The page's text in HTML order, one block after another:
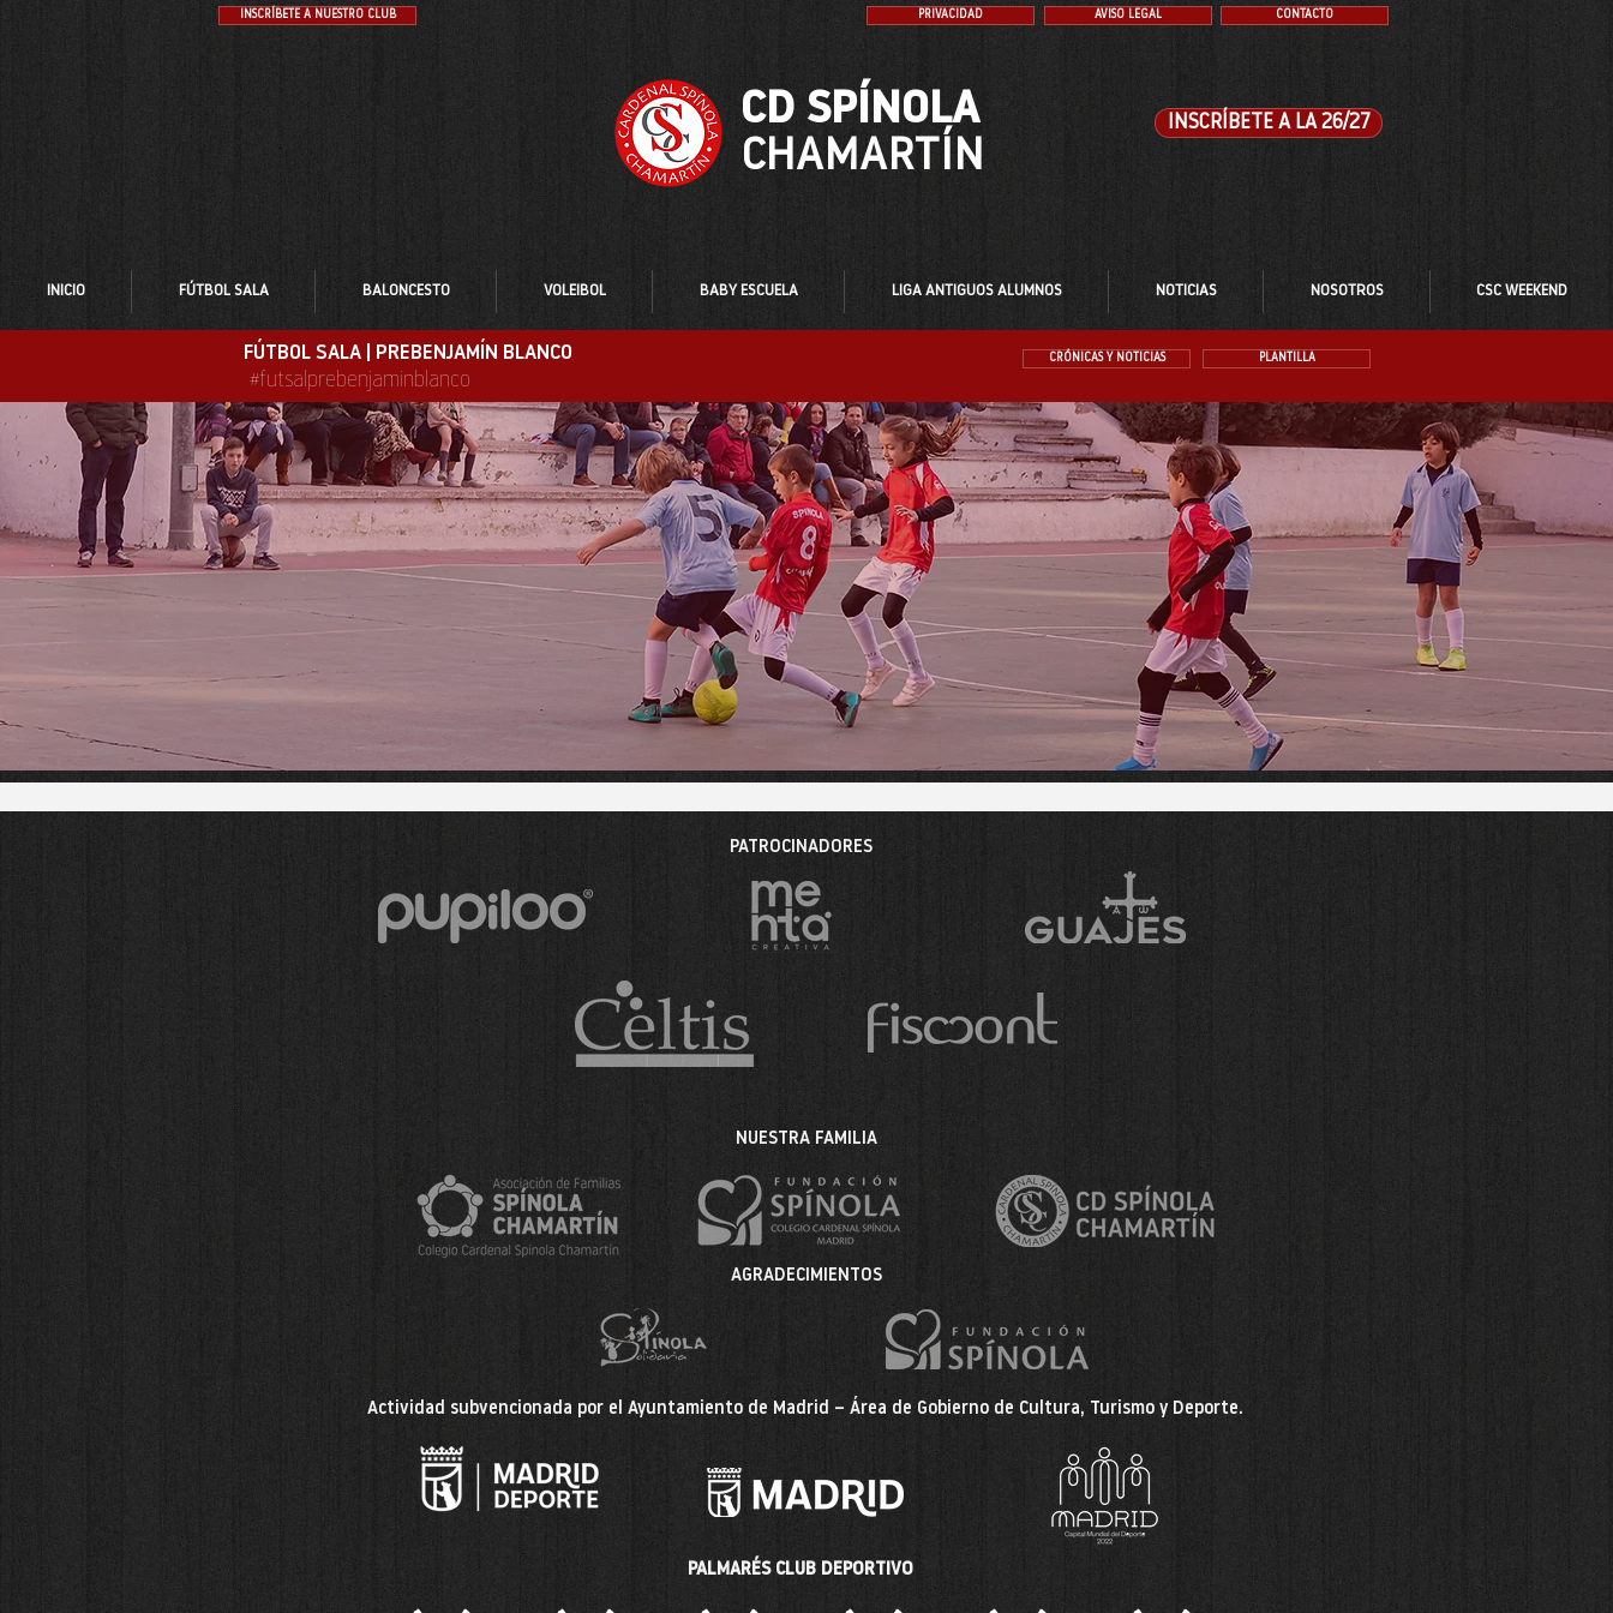
INSCRÍBETE A NUESTRO CLUB PRIVACIDAD AVISO LEGAL CONTACTO
CD SPÍNOLA
CHAMARTÍN
INSCRÍBETE A LA 26/27
INICIO FÚTBOL SALA BALONCESTO VOLEIBOL BABY ESCUELA LIGA ANTIGUOS ALUMNOS NOTICIAS NOSOTROS CSC WEEKEND
FÚTBOL SALA | PREBENJAMÍN BLANCO
#futsalprebenjaminblanco
CRÓNICAS Y NOTICIAS PLANTILLA
PATROCINADORES
NUESTRA FAMILIA
AGRADECIMIENTOS
Actividad subvencionada por el Ayuntamiento de Madrid – Área de Gobierno de Cultura, Turismo y Deporte.
PALMARÉS CLUB DEPORTIVO